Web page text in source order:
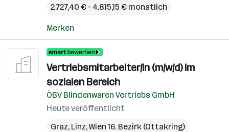
2.727,40 € – 4.815,15 € monatlich
Merken
Vertriebsmitarbeiter/in (m/w/d) im
sozialen Bereich
ÖBV Blindenwaren Vertriebs GmbH
Heute veröffentlicht
Graz, Linz,Wien 16. Bezirk (Ottakring)